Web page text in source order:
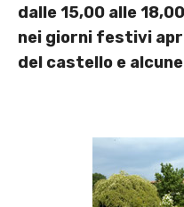
dalle 15,00 alle
nei giorni festivi
del castello e